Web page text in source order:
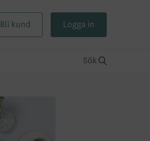
Bli kund Logga in
Sök